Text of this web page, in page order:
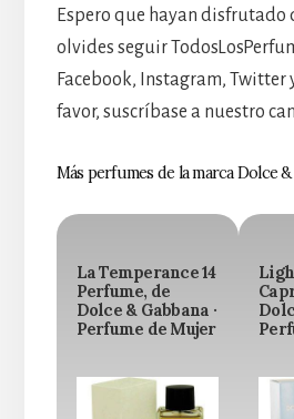
Espero que hayan disfrutado
olvides seguir
Facebook, Instagram, Twitter
favor, suscríbase a nuestro
Más perfumes de la marca Dolce &
La Temperance 14
Perfume, de
Dolce & Gabbana ·
Perfume de Mujer